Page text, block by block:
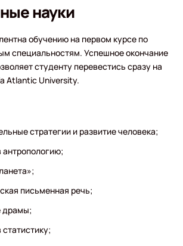
науки
обучению на первом курсе по
специальностям. Успешное окончание
студенту перевестись сразу на
Atlantic University.
стратегии и развитие человека;
антропологию;
письменная речь;
драмы;